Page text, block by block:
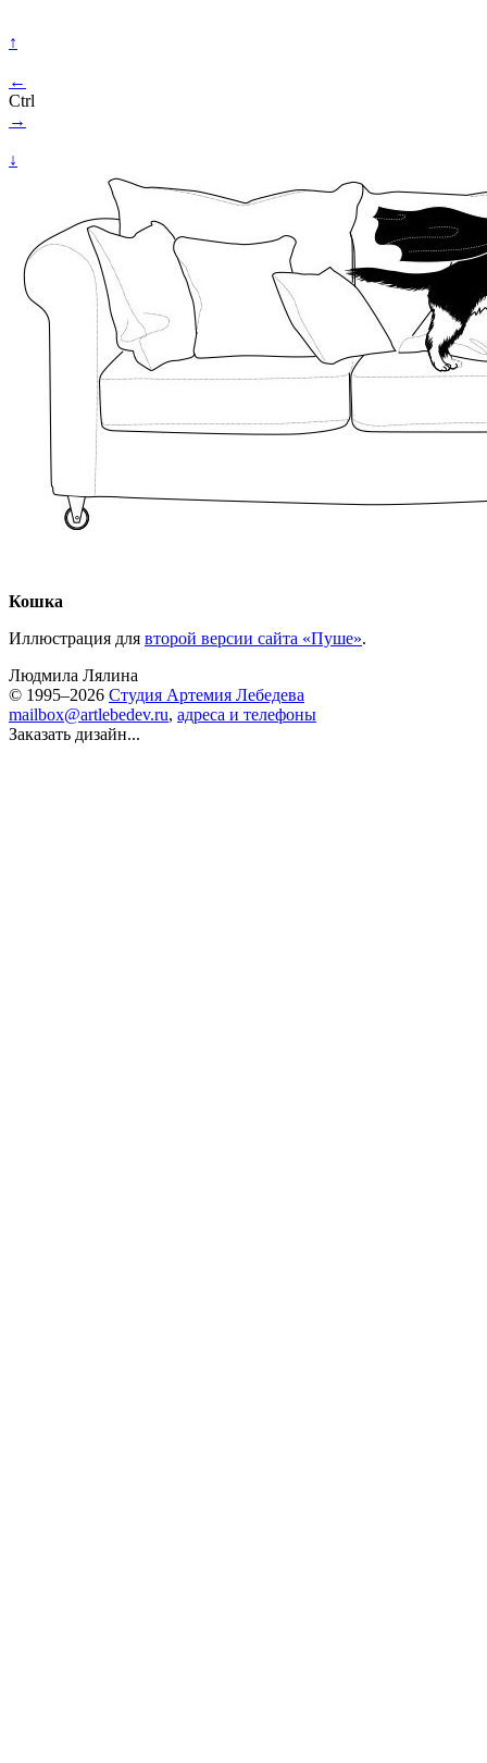
↑
←
Ctrl
→
↓
Кошка
Иллюстрация для второй версии сайта «Пуше».
Людмила Лялина
© 1995–2026 Студия Артемия Лебедева
mailbox@artlebedev.ru, адреса и телефоны
Заказать дизайн...